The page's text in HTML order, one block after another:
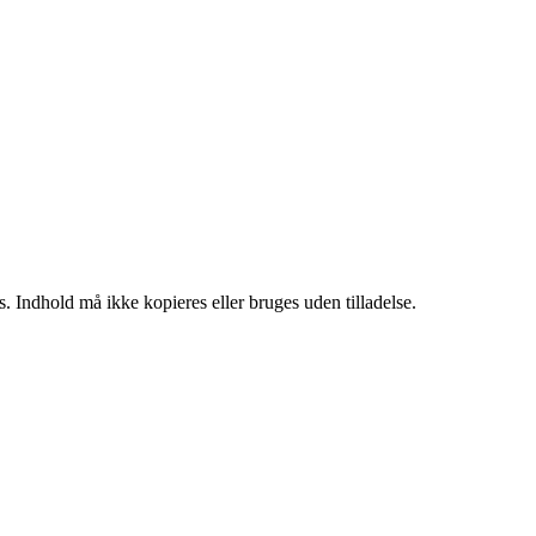
må ikke kopieres eller bruges uden tilladelse.